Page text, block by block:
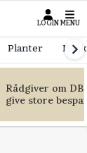
LOGIN MENU
Planter
Rådgiver om
give store